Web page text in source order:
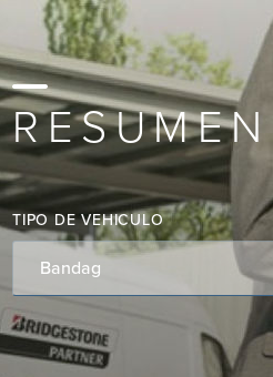
TIPO DE VEHICULO
Bandag